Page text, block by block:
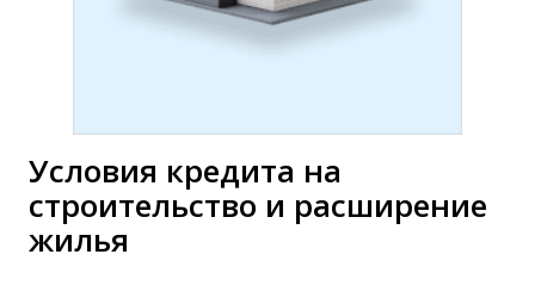
Условия кредита на
строительство и расширение
жилья